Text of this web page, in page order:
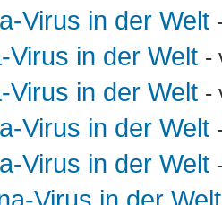
Virus in der Welt
Virus in der Welt -
Virus in der Welt -
Virus in der Welt
Virus in der Welt